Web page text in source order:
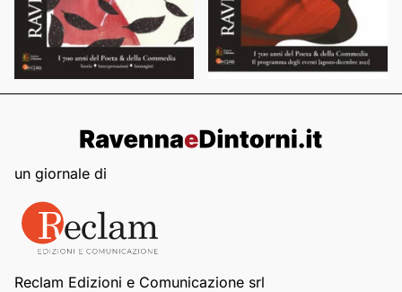
un giornale di
Reclam Edizioni e Comunicazione srl